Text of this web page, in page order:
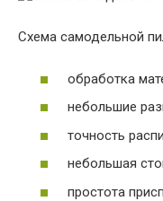
Схема самодельной
обработка
небольшие
точность
небольшая
простота